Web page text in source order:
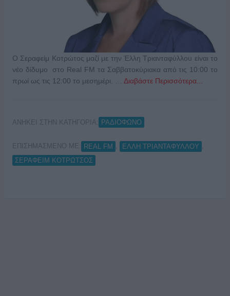
Ο Σεραφείμ Κοτρώτος μαζί με την Έλλη Τριανταφύλλου είναι το
νέο δίδυμο στο Real FM τα Σαββατοκύριακα από τις 10:00 το
πρωί ως τις 12:00 το μεσημέρι. … Διαβάστε Περισσότερα...
ΑΝΗΚΕΙ ΣΤΗΝ ΚΑΤΗΓΟΡΙΑ: ΡΑΔΙΟΦΩΝΟ
ΕΠΙΣΗΜΑΣΜΕΝΟ ΜΕ: REAL FM ΕΛΛΗ ΤΡΙΑΝΤΑΦΥΛΛΟΥ
ΣΕΡΑΦΕΙΜ ΚΟΤΡΩΤΣΟΣ